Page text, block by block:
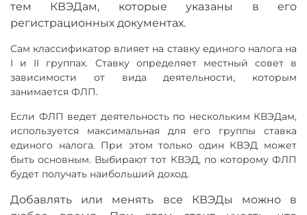
тем КВЭДам, которые указаны в его
регистрационных документах.
Сам классификатор влияет на ставку единого налога на
I и II группах. Ставку определяет местный совет в
зависимости от вида деятельности, которым
занимается ФЛП.
Если ФЛП ведет деятельность по нескольким КВЭДам,
используется максимальная для его группы ставка
единого налога. При этом только один КВЭД может
быть основным. Выбирают тот КВЭД, по которому ФЛП
будет получать наибольший доход.
Добавлять или менять все КВЭДы можно в